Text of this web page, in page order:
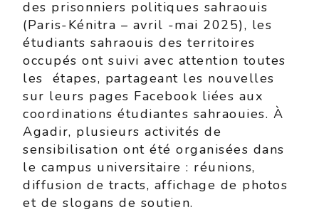
des prisonniers politiques sahraouis
(Paris-Kénitra – avril -mai 2025), les
étudiants sahraouis des territoires
occupés ont suivi avec attention toutes
les étapes, partageant les nouvelles
sur leurs pages Facebook liées aux
coordinations étudiantes sahraouies. À
Agadir, plusieurs activités de
sensibilisation ont été organisées dans
le campus universitaire : réunions,
diffusion de tracts, affichage de photos
et de slogans de soutien.